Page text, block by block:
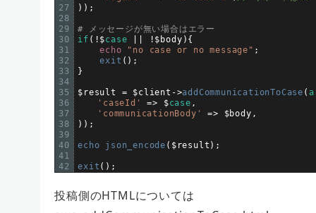
27
28
29
30
31
32
33
34
35
36
37
38
39
40
41
42
) ) ;
# メッセージが無い場合はエラー
if ( ! $case ! $ body ) {
echo
"no case or no message" ;
exit ( ) ;
}
$ result = $client ->addCommunicationToCase (
'caseId'
=> $case ,
'communicationBody'
=> $body ,
) ) ;
echo json_encode ( $ result ) ;
exit ( ) ;
投稿側のHTMLについては